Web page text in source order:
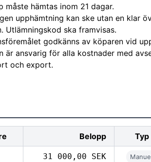
måste hämtas inom 21 dagar.
upphämtning kan ske utan en klar
Utlämningskod ska framvisas.
godkänns av köparen vid
är ansvarig för alla kostnader med
och export.
Belopp Typ
31 000,00 SEK